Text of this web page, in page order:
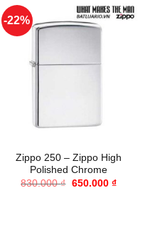
-22%
Zippo 250 – Zippo High
Polished Chrome
830.000₫ Giá
650.000 ₫Giá